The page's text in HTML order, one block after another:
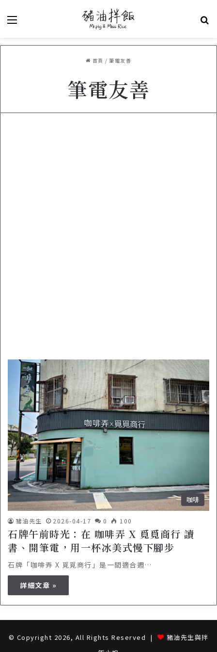
首頁 / 筆電友善
筆電友善
咖啡
豬油先生 2026-04-17 0 100
石牌午前時光：在 咖啡弄 X 覓覓商行 讀
書、開筆電，用一杯冰美式慢下腳步
石牌「咖啡弄 X 覓覓商行」是一間適合週…
詳細文章 »
© Copyright 2026, All Rights Reserved |
豬油先生與拌